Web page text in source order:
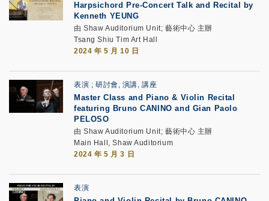
Harpsichord Pre-Concert Talk and Recital by
Kenneth YEUNG
由 Shaw Auditorium Unit; 藝術中心 主辦
Tsang Shiu Tim Art Hall
2024 年 5 月 10 日
表演 研討會, 演講, 講座
Master Class and Piano & Violin Recital
featuring Bruno CANINO and Gian Paolo
PELOSO
由 Shaw Auditorium Unit; 藝術中心 主辦
Main Hall, Shaw Auditorium
2024 年 5 月 3 日
表演